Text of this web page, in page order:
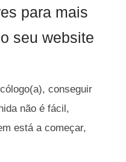
para mais
seu website
conseguir
não é fácil,
está a começar,